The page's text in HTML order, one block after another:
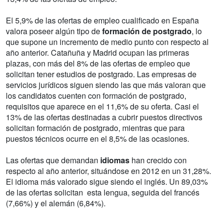
El 5,9% de las ofertas de empleo cualificado en España
valora poseer algún tipo deformación de postgrado, lo
que supone un incremento de medio punto con respecto al
año anterior. Catañuña y Madrid ocupan las primeras
plazas, con más del 8% de las ofertas de empleo que
solicitan tener estudios de postgrado. Las empresas de
servicios jurídicos siguen siendo las que más valoran que
los candidatos cuenten con formación de postgrado,
requisitos que aparece en el 11,6% de su oferta. Casi el
13% de las ofertas destinadas a cubrir puestos directivos
solicitan formación de postgrado, mientras que para
puestos técnicos ocurre en el 8,5% de las ocasiones.
Las ofertas que demandan idiomas han crecido con
respecto al año anterior, situándose en 2012 en un 31,28%.
El idioma más valorado sigue siendo el inglés. Un 89,03%
de las ofertas solicitan esta lengua, seguida del francés
(7,66%) y el alemán (6,84%).